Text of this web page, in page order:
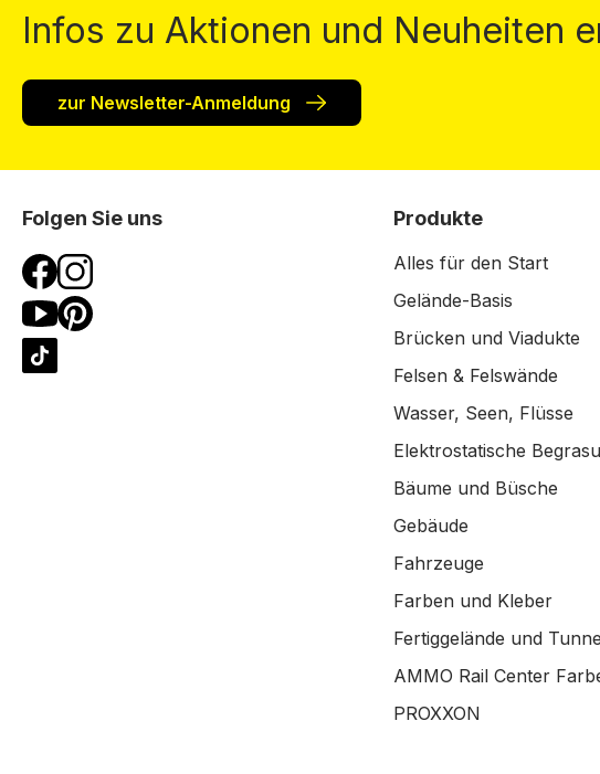
Infos zu Aktionen und Neuheiten
zur Newsletter-Anmeldung
Folgen Sie uns Produkte
Alles für den Start
Gelände-Basis
Brücken und Viadukte
Felsen & Felswände
Wasser, Seen, Flüsse
Elektrostatische
Bäume und Büsche
Gebäude
Fahrzeuge
Farben und Kleber
Fertiggelände und
AMMO Rail Center
PROXXON